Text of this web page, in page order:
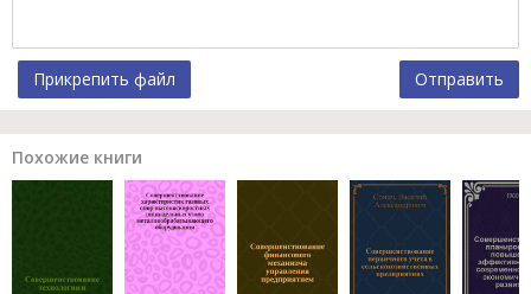
Прикрепить файл Отправить
Похожие книги